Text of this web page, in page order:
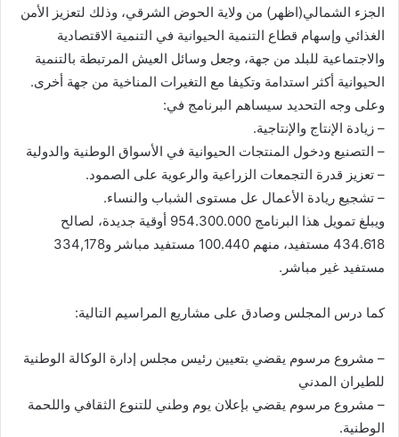
الجزء الشمالي(اظهر) من ولاية الحوض الشرقي، وذلك لتعزيز الأمن
الغذائي وإسهام قطاع التنمية الحيوانية في التنمية الاقتصادية
والاجتماعية للبلد من جهة، وجعل وسائل العيش المرتبطة بالتنمية
الحيوانية أكثر استدامة وتكيفا مع التغيرات المناخية من جهة أخرى.
وعلى وجه التحديد سيساهم البرنامج في:
– زيادة الإنتاج والإنتاجية.
– التصنيع ودخول المنتجات الحيوانية في الأسواق الوطنية والدولية
– تعزيز قدرة التجمعات الزراعية والرعوية على الصمود.
– تشجيع ريادة الأعمال عل مستوى الشباب والنساء.
ويبلغ تمويل هذا البرنامج 954.300.000 أوقية جديدة، لصالح
434.618 مستفيد، منهم 100.440 مستفيد مباشر و334,178
مستفيد غير مباشر.
كما درس المجلس وصادق على مشاريع المراسيم التالية:
– مشروع مرسوم يقضي بتعيين رئيس مجلس إدارة الوكالة الوطنية
للطيران المدني
– مشروع مرسوم يقضي بإعلان يوم وطني للتنوع الثقافي واللحمة
الوطنية.